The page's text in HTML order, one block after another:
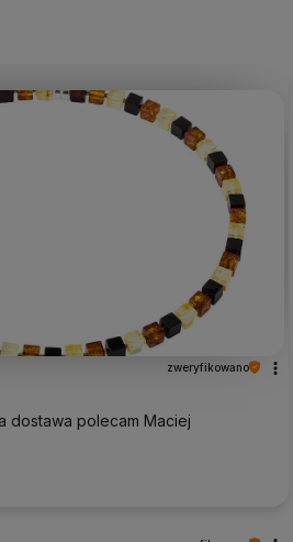
zweryfikowano
dostawa polecam Maciej